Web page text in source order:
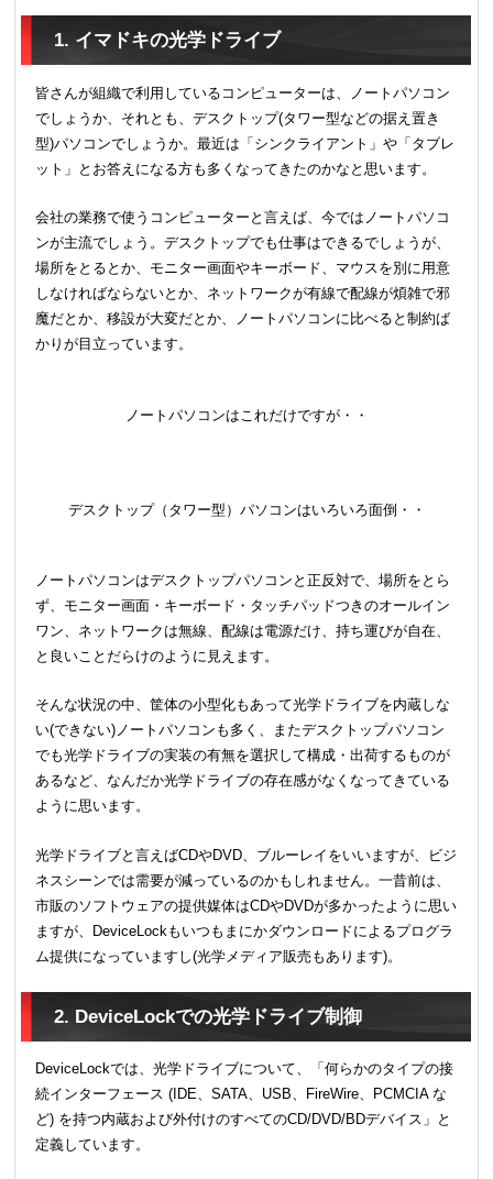
1. イマドキの光学ドライブ
皆さんが組織で利用しているコンピューターは、ノートパソコン
でしょうか、それとも、デスクトップ(タワー型などの据え置き
型)パソコンでしょうか。最近は「シンクライアント」や「タブレ
ット」とお答えになる方も多くなってきたのかなと思います。
会社の業務で使うコンピューターと言えば、今ではノートパソコ
ンが主流でしょう。デスクトップでも仕事はできるでしょうが、
場所をとるとか、モニター画面やキーボード、マウスを別に用意
しなければならないとか、ネットワークが有線で配線が煩雑で邪
魔だとか、移設が大変だとか、ノートパソコンに比べると制約ば
かりが目立っています。
ノートパソコンはこれだけですが・・
デスクトップ（タワー型）パソコンはいろいろ面倒・・
ノートパソコンはデスクトップパソコンと正反対で、場所をとら
ず、モニター画面・キーボード・タッチパッドつきのオールイン
ワン、ネットワークは無線、配線は電源だけ、持ち運びが自在、
と良いことだらけのように見えます。
そんな状況の中、筐体の小型化もあって光学ドライブを内蔵しな
い(できない)ノートパソコンも多く、またデスクトップパソコン
でも光学ドライブの実装の有無を選択して構成・出荷するものが
あるなど、なんだか光学ドライブの存在感がなくなってきている
ように思います。
光学ドライブと言えばCDやDVD、ブルーレイをいいますが、ビジ
ネスシーンでは需要が減っているのかもしれません。一昔前は、
市販のソフトウェアの提供媒体はCDやDVDが多かったように思い
ますが、DeviceLockもいつもまにかダウンロードによるプログラ
ム提供になっていますし(光学メディア販売もあります)。
2. DeviceLockでの光学ドライブ制御
DeviceLockでは、光学ドライブについて、「何らかのタイプの接
続インターフェース (IDE、SATA、USB、FireWire、PCMCIA な
ど) を持つ内蔵および外付けのすべてのCD/DVD/BDデバイス」と
定義しています。